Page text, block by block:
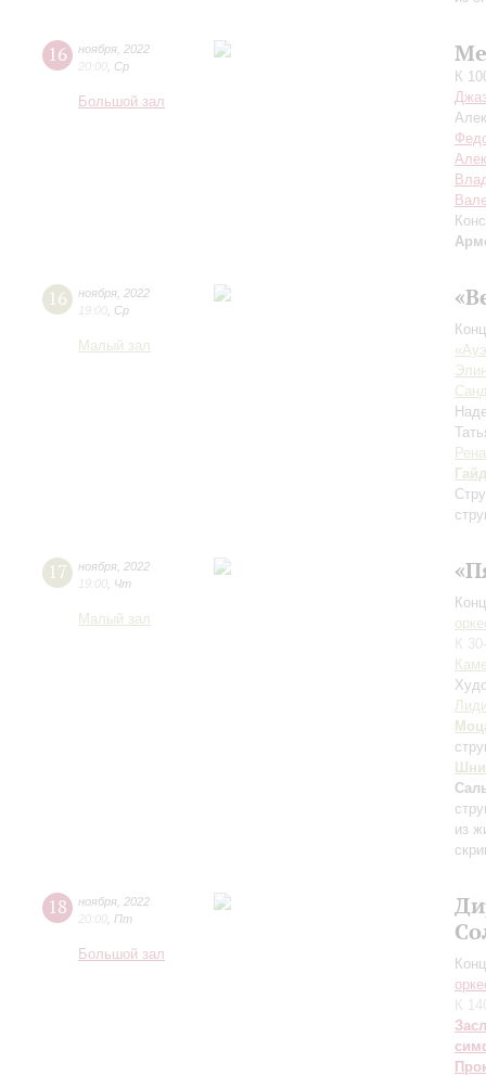
16 ноября 2022
20:00 Ср
Большой зал
К
16 ноября 2022
19:00 Ср
Малый зал
17 ноября 2022
19:00 Чт
Малый зал
К
из
18 ноября 2022
20:00 Пт
Большой зал
К